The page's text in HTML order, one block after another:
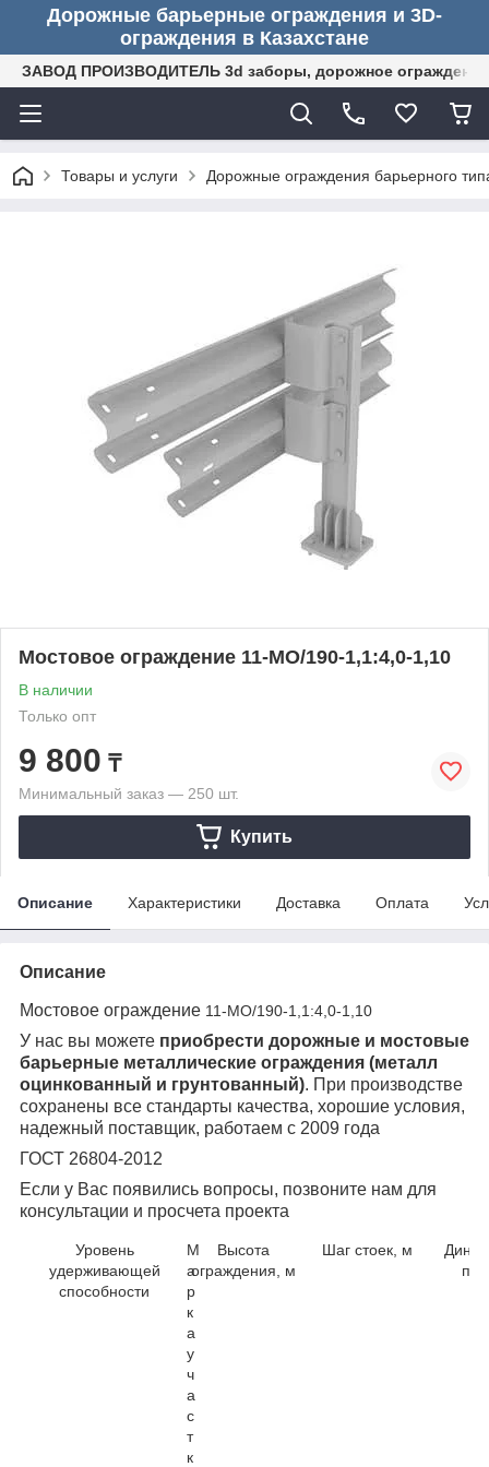
Дорожные барьерные ограждения и 3D-
ограждения в Казахстане
ЗАВОД ПРОИЗВОДИТЕЛЬ 3d заборы, дорожное ограждение
Товары и услуги Дорожные ограждения барьерного
Мостовое ограждение 11-МО/190-1,1:4,0-1,10
В наличии
Только опт
9 800 ₸
Минимальный заказ — 250 шт.
Купить
Описание Характеристики Доставка Оплата
Описание
Мостовое ограждение 11-МО/190-1,1:4,0-1,10
У нас вы можете приобрести дорожные и мостовые
барьерные металлические ограждения (металл
оцинкованный и грунтованный). При производстве
сохранены все стандарты качества, хорошие условия,
надежный поставщик, работаем с 2009 года
ГОСТ 26804-2012
Если у Вас появились вопросы, позвоните нам для
консультации и просчета проекта
Уровень
удерживающей
способности
М
а
р
к
а
у
ч
а
с
т
к
Высота
ограждения, м
Шаг стоек, м